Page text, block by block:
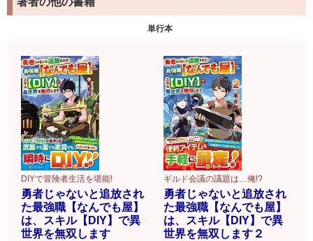
単行本
DIYで冒険者生活を堪能!
勇者じゃないと追放され
た最強職【なんでも屋】
は、スキル【DIY】で異
世界を無双します
ギルド会議の議題は…俺!?
勇者じゃないと追放され
た最強職【なんでも屋】
は、スキル【DIY】で異
世界を無双します２